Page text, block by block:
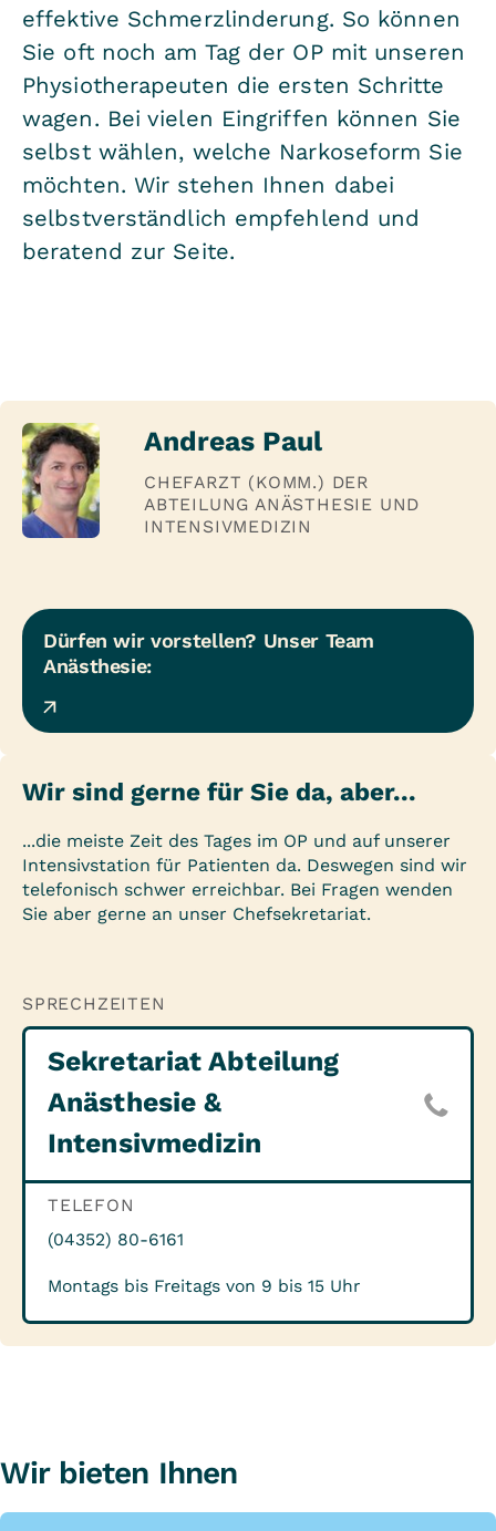
effektive Schmerzlinderung. So können
Sie oft noch am Tag der OP mit unseren
Physiotherapeuten die ersten Schritte
wagen. Bei vielen Eingriffen können Sie
selbst wählen, welche Narkoseform Sie
möchten. Wir stehen Ihnen dabei
selbstverständlich empfehlend und
beratend zur Seite.
Andreas Paul
CHEFARZT (KOMM.) DER
ABTEILUNG ANÄSTHESIE UND
INTENSIVMEDIZIN
Dürfen wir vorstellen? Unser Team
Anästhesie:
Wir sind gerne für Sie da, aber...
...die meiste Zeit des Tages im OP und auf unserer
Intensivstation für Patienten da. Deswegen sind wir
telefonisch schwer erreichbar. Bei Fragen wenden
Sie aber gerne an unser Chefsekretariat.
SPRECHZEITEN
Sekretariat Abteilung
Anästhesie &
Intensivmedizin
TELEFON
(04352) 80-6161
Montags bis Freitags von 9 bis 15 Uhr
Wir bieten Ihnen